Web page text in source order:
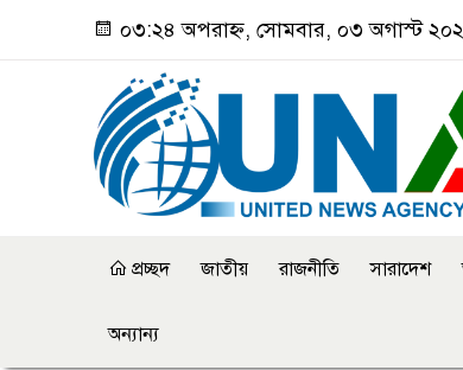
০৩:২৪ অপরাহ্ন, সোমবার, ০৩ অগাস্ট
প্রচ্ছদ জাতীয় রাজনীতি সারাদেশ
অন্যান্য